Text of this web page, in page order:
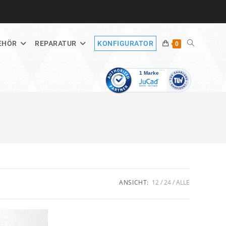
REPARATUR KONFIGURATOR 0 WEBSITE-
SUCHE
ANSICHT: 12 24 ALLE